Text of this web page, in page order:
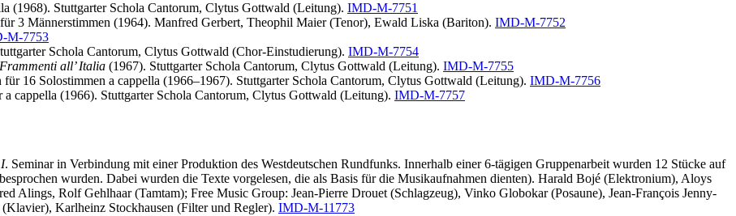
(1968). Stuttgarter Schola Cantorum, Clytus Gottwald (Leitung). IMD-M-7751
3 Männerstimmen (1964). Manfred Gerbert, Theophil Maier (Tenor), Ewald Liska (Bariton). IMD-M-7752
M-7753
Schola Cantorum, Clytus Gottwald (Chor-Einstudierung). IMD-M-7754
all’ Italia (1967). Stuttgarter Schola Cantorum, Clytus Gottwald (Leitung). IMD-M-7755
16 Solostimmen a cappella (1966–1967). Stuttgarter Schola Cantorum, Clytus Gottwald (Leitung). IMD-M-7756
cappella (1966). Stuttgarter Schola Cantorum, Clytus Gottwald (Leitung). IMD-M-7757
. Seminar in Verbindung mit einer Produktion des Westdeutschen Rundfunks. Innerhalb einer 6-tägigen Gruppenarbeit wurden 12 Stücke auf
wurden. Dabei wurden die Texte vorgelesen, die als Basis für die Musikaufnahmen dienten). Harald Bojé (Elektronium), Aloys
Alings, Rolf Gehlhaar (Tamtam); Free Music Group: Jean-Pierre Drouet (Schlagzeug), Vinko Globokar (Posaune), Jean-François Jenny-
Karlheinz Stockhausen (Filter und Regler). IMD-M-11773